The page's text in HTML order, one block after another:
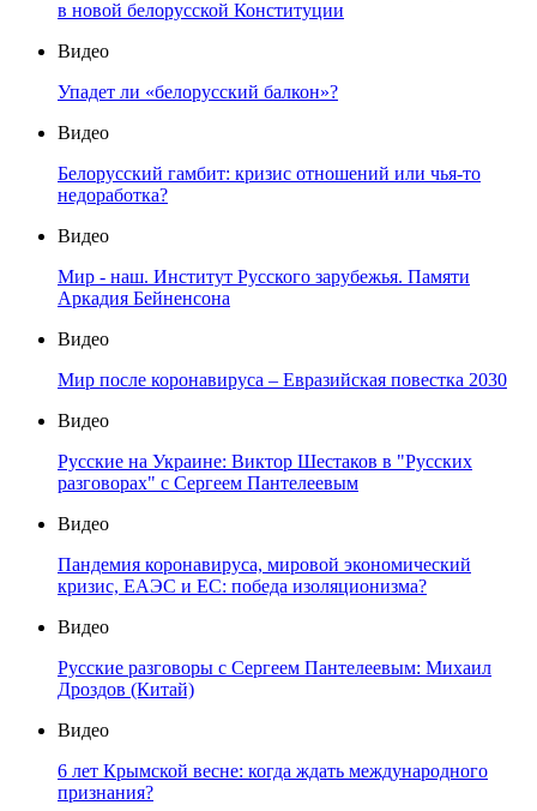
в новой белорусской Конституции
Видео
Упадет ли «белорусский балкон»?
Видео
Белорусский гамбит: кризис отношений или чья-то
недоработка?
Видео
Мир - наш. Институт Русского зарубежья. Памяти
Аркадия Бейненсона
Видео
Мир после коронавируса – Евразийская повестка 2030
Видео
Русские на Украине: Виктор Шестаков в "Русских
разговорах" с Сергеем Пантелеевым
Видео
Пандемия коронавируса, мировой экономический
кризис, ЕАЭС и ЕС: победа изоляционизма?
Видео
Русские разговоры с Сергеем Пантелеевым: Михаил
Дроздов (Китай)
Видео
6 лет Крымской весне: когда ждать международного
признания?